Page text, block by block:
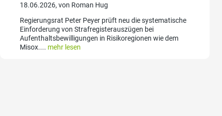
18.06.2026, von Roman Hug
Regierungsrat Peter Peyer prüft neu die systematische
Einforderung von Strafregisterauszügen bei
Aufenthaltsbewilligungen in Risikoregionen wie dem
Misox.... mehr lesen